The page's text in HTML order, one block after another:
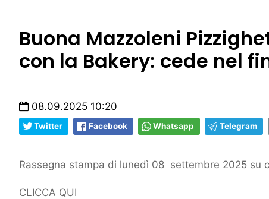
Buona Mazzoleni
con la Bakery: cede nel
08.09.2025 10:20
Twitter Facebook Whatsapp Telegram
Rassegna stampa di lunedì 08 settembre 2025 su
CLICCA QUI